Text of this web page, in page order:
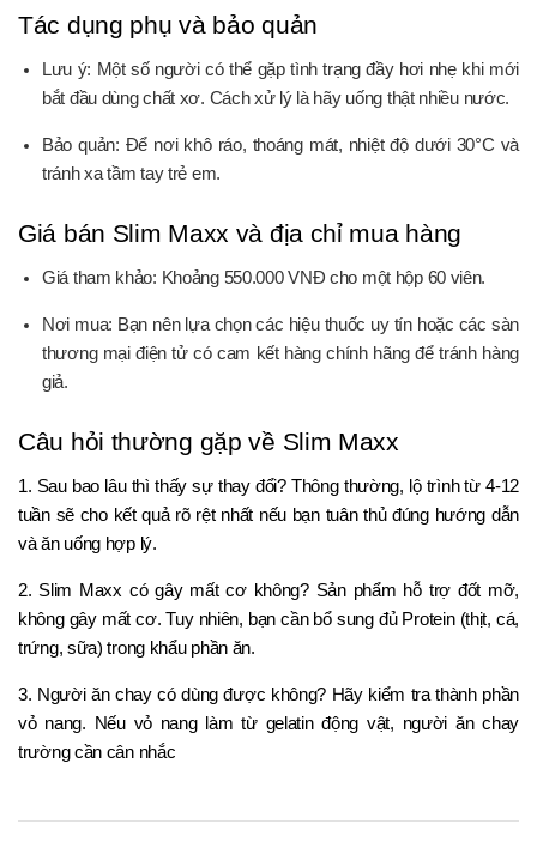
Tác dụng phụ và bảo quản
Lưu ý: Một số người có thể gặp tình trạng đầy hơi nhẹ khi mới
bắt đầu dùng chất xơ. Cách xử lý là hãy uống thật nhiều nước.
Bảo quản: Để nơi khô ráo, thoáng mát, nhiệt độ dưới 30°C và
tránh xa tầm tay trẻ em.
Giá bán Slim Maxx và địa chỉ mua hàng
Giá tham khảo: Khoảng 550.000 VNĐ cho một hộp 60 viên.
Nơi mua: Bạn nên lựa chọn các hiệu thuốc uy tín hoặc các sàn
thương mại điện tử có cam kết hàng chính hãng để tránh hàng
giả.
Câu hỏi thường gặp về Slim Maxx
1. Sau bao lâu thì thấy sự thay đổi? Thông thường, lộ trình từ 4-12
tuần sẽ cho kết quả rõ rệt nhất nếu bạn tuân thủ đúng hướng dẫn
và ăn uống hợp lý.
2. Slim Maxx có gây mất cơ không? Sản phẩm hỗ trợ đốt mỡ,
không gây mất cơ. Tuy nhiên, bạn cần bổ sung đủ Protein (thịt, cá,
trứng, sữa) trong khẩu phần ăn.
3. Người ăn chay có dùng được không? Hãy kiểm tra thành phần
vỏ nang. Nếu vỏ nang làm từ gelatin động vật, người ăn chay
trường cần cân nhắc